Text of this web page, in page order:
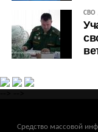
СВО
Средство массовой